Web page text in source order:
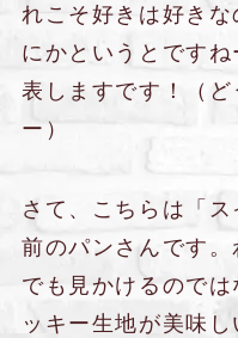
れこそ好きは好き
にかというとです
表しますです！（
ー）
さて、こちらは「
前のパンさんです
でも見かけるので
ッキー生地が美味